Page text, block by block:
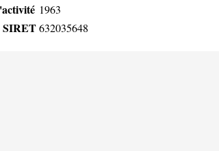
1963
SIRET632035648